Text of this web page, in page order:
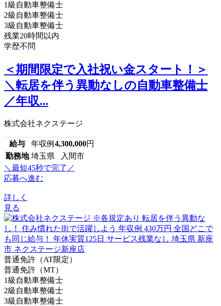
1級自動車整備士
2級自動車整備士
3級自動車整備士
残業20時間以内
学歴不問
＜期間限定で入社祝い金スタート！＞
＼転居を伴う異動なしの自動車整備士
／年収...
株式会社ネクステージ
給与 年収例 4,300,000円
勤務地 埼玉県 入間市
＼最短45秒で完了／
応募へ進む
詳しく
見る
普通免許（AT限定）
普通免許（MT）
1級自動車整備士
2級自動車整備士
3級自動車整備士